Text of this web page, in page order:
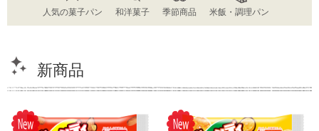
人気の菓子パン 和洋菓子 季節商品 米飯・調理パン
新商品